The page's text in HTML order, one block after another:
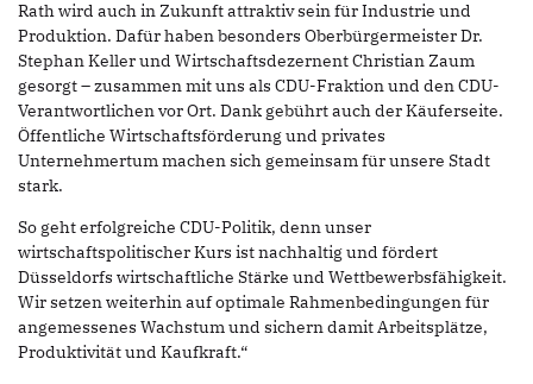
Rath wird auch in Zukunft attraktiv sein für Industrie und
Produktion. Dafür haben besonders Oberbürgermeister Dr.
Stephan Keller und Wirtschaftsdezernent Christian Zaum
gesorgt – zusammen mit uns als CDU-Fraktion und den CDU-
Verantwortlichen vor Ort. Dank gebührt auch der Käuferseite.
Öffentliche Wirtschaftsförderung und privates
Unternehmertum machen sich gemeinsam für unsere Stadt
stark.
So geht erfolgreiche CDU-Politik, denn unser
wirtschaftspolitischer Kurs ist nachhaltig und fördert
Düsseldorfs wirtschaftliche Stärke und Wettbewerbsfähigkeit.
Wir setzen weiterhin auf optimale Rahmenbedingungen für
angemessenes Wachstum und sichern damit Arbeitsplätze,
Produktivität und Kaufkraft.“